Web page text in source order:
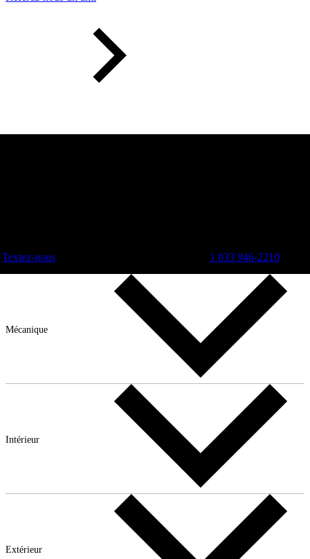
Textez-nous 1 833 946-2210
Mécanique
Intérieur
Extérieur